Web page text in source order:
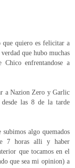
que quiero es felicitar a
que hubo muchas
enfrentandose a
a Nazion Zero y Garlic
las 8 de la tarde
algo quemados
7 horas alli y haber
que tocamos en el
que sea mi opinion) a